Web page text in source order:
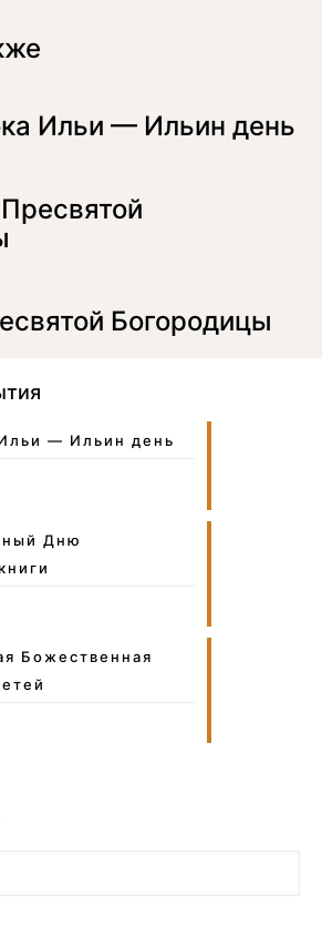
Ильи — Ильин день
Богородицы
— Ильин день
Дню
Божественная